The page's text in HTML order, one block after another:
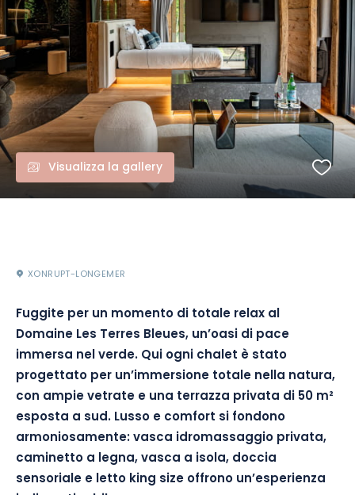
Visualizza la gallery
XONRUPT-LONGEMER
Fuggite per un momento di totale relax al
Domaine Les Terres Bleues, un’oasi di pace
immersa nel verde. Qui ogni chalet è stato
progettato per un’immersione totale nella natura,
con ampie vetrate e una terrazza privata di 50 m²
esposta a sud. Lusso e comfort si fondono
armoniosamente: vasca idromassaggio privata,
caminetto a legna, vasca a isola, doccia
sensoriale e letto king size offrono un’esperienza